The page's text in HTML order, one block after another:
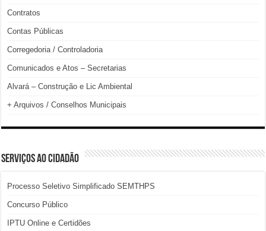
Contratos
Contas Públicas
Corregedoria / Controladoria
Comunicados e Atos – Secretarias
Alvará – Construção e Lic Ambiental
+ Arquivos / Conselhos Municipais
SERVIÇOS AO CIDADÃO
Processo Seletivo Simplificado SEMTHPS
Concurso Público
IPTU Online e Certidões